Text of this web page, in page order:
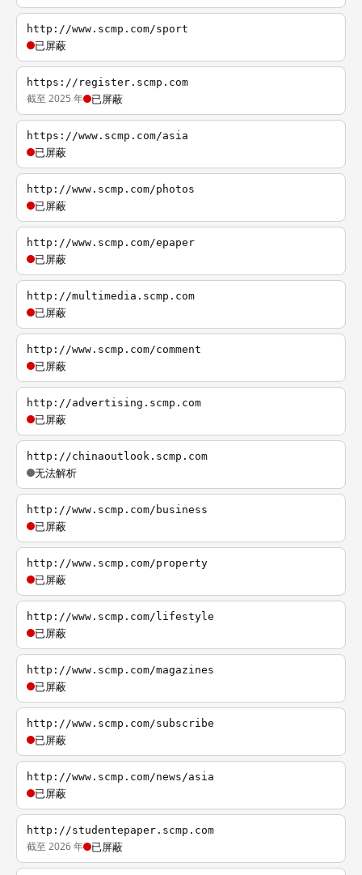
http://www.scmp.com/sport
已屏蔽
https://register.scmp.com
截至 2025 年 已屏蔽
https://www.scmp.com/asia
已屏蔽
http://www.scmp.com/photos
已屏蔽
http://www.scmp.com/epaper
已屏蔽
http://multimedia.scmp.com
已屏蔽
http://www.scmp.com/comment
已屏蔽
http://advertising.scmp.com
已屏蔽
http://chinaoutlook.scmp.com
无法解析
http://www.scmp.com/business
已屏蔽
http://www.scmp.com/property
已屏蔽
http://www.scmp.com/lifestyle
已屏蔽
http://www.scmp.com/magazines
已屏蔽
http://www.scmp.com/subscribe
已屏蔽
http://www.scmp.com/news/asia
已屏蔽
http://studentepaper.scmp.com
截至 2026 年 已屏蔽